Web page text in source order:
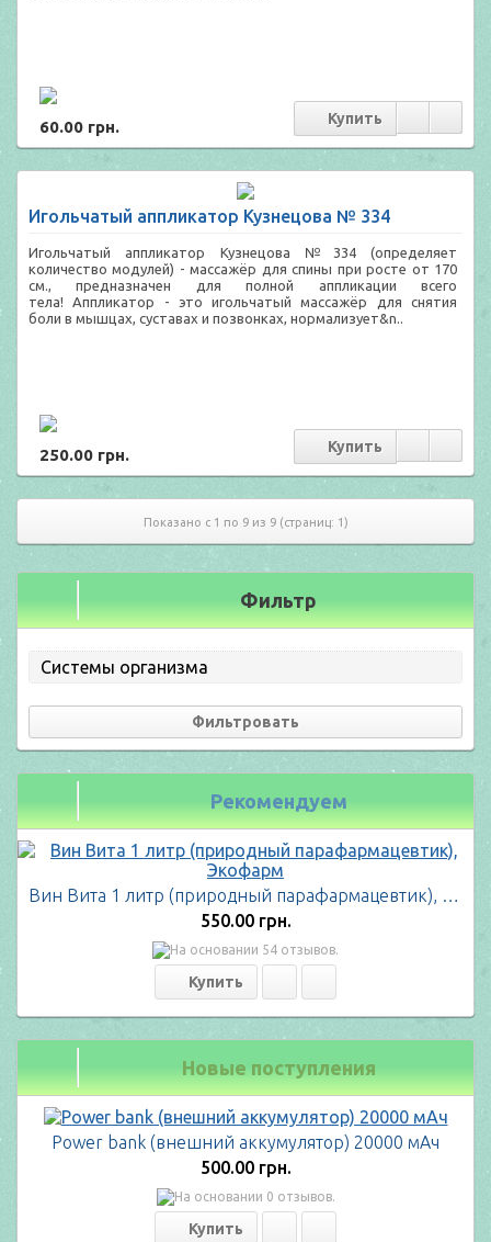
60.00 грн.
250.00 грн.
Игольчатый аппликатор Кузнецова № 334
Игольчатый аппликатор Кузнецова №334 (определяет
количество модулей) - массажёр для спины при росте от 170
см., предназначен для полной аппликации всего
тела! Аппликатор - это игольчатый массажёр для снятия
боли в мышцах, суставах и позвонках, нормализует&n..
Показано с 1 по 9 из 9 (страниц: 1)
Фильтр
Системы организма
Фильтровать
Рекомендуем
Вин Вита 1 литр (природный парафармацевтик), Экофарм
550.00 грн.
Новые поступления
Power bank (внешний аккумулятор) 20000 мАч
500.00 грн.